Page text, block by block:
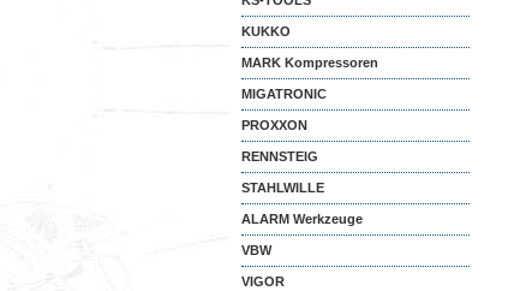
KUKKO
MARK Kompressoren
MIGATRONIC
PROXXON
RENNSTEIG
STAHLWILLE
ALARM Werkzeuge
VBW
VIGOR